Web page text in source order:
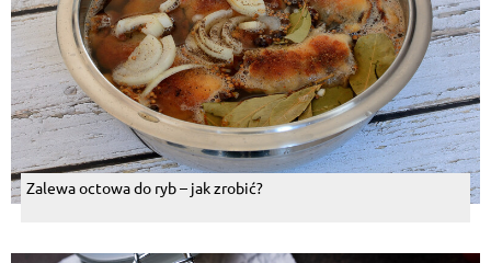
Zalewa octowa do ryb – jak zrobić?